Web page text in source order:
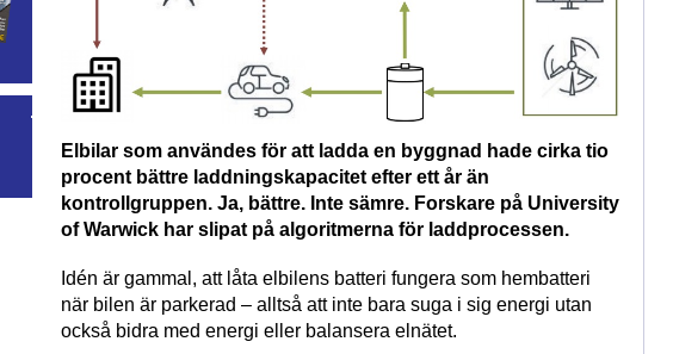
Elbilar som användes för att ladda en byggnad hade cirka tio
procent bättre laddningskapacitet efter ett år än
kontrollgruppen. Ja, bättre. Inte sämre. Forskare på University
of Warwick har slipat på algoritmerna för laddprocessen.
Idén är gammal, att låta elbilens batteri fungera som hembatteri
när bilen är parkerad – alltså att inte bara suga i sig energi utan
också bidra med energi eller balansera elnätet.